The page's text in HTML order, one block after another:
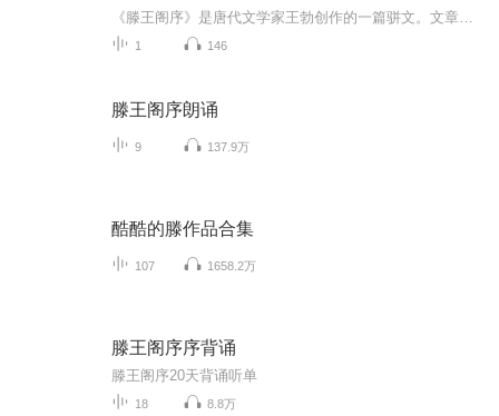
1 146
滕王阁序朗诵
9 137.9万
酷酷的滕作品合集
107 1658.2万
滕王阁序序背诵
滕王阁序20天背诵听单
18 8.8万